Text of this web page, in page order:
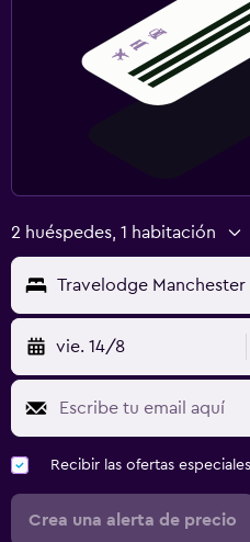
2 huéspedes, 1 habitación
Travelodge
vie. 14/8
Recibir las ofertas
Crea una alerta de precio